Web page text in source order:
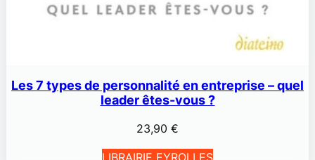
Les 7 types de personnalité en entreprise – quel
leader êtes-vous ?
23,90 €
LIBRAIRIE EYROLLES